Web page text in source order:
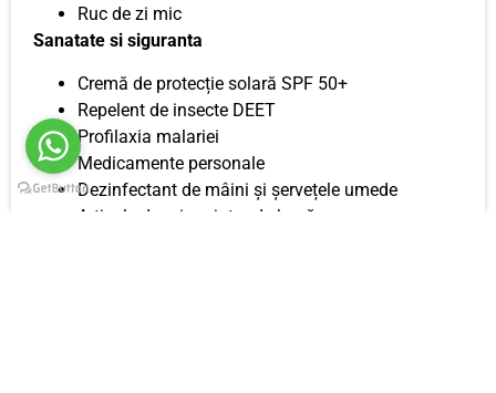
Ruc de zi mic
Sanatate si siguranta
Cremă de protecție solară SPF 50+
Repelent de insecte DEET
Profilaxia malariei
Medicamente personale
Dezinfectant de mâini și șervețele umede
Articole de prim ajutor de bază